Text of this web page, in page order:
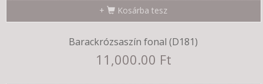
Kosárba tesz
Barackrózsaszín fonal (D181)
11,000.00 Ft